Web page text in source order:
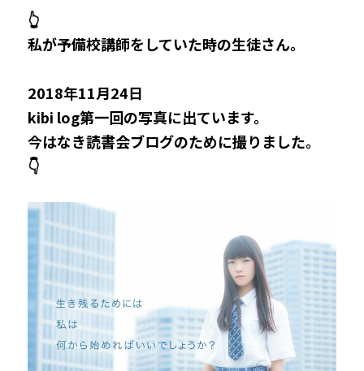
👆
私が予備校講師をしていた時の生徒さん。
2018年11月24日
kibi log第一回の写真に出ています。
今はなき読書会ブログのために撮りました。
👇